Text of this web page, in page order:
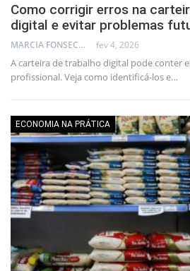
Como corrigir erros na
digital e evitar problemas
MARCIA FONSECA - FINANCIAL CONSULTANT fev 4, 2026
A carteira de trabalho digital pode conter
profissional. Veja como identificá-los e…
ECONOMIA NA PRÁTICA